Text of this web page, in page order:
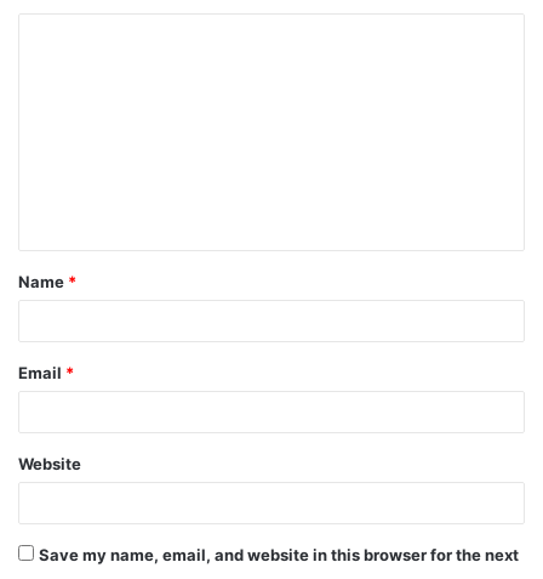
Name *
Email *
Website
Save my name, email, and website in this browser for the next